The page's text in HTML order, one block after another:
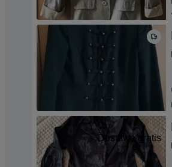
Dostawa gratis